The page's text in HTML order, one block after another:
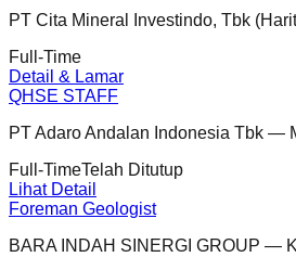
PT Cita Mineral Investindo, Tbk
Full-Time
Detail & Lamar
QHSE STAFF
PT Adaro Andalan Indonesia Tbk —
Full-TimeTelah Ditutup
Lihat Detail
Foreman Geologist
BARA INDAH SINERGI GROUP —